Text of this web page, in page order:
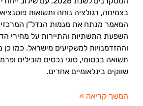
בצמיחה, רגולציה נוחה ותשואות
המאמר מנתח את מגמות הנדל"ן
השפעת התשתיות והתיירות על מחירי
וההזדמנויות למשקיעים מישראל. כמו כן
תשואה בבטומי, סוגי נכסים מובילים
שווקים בינלאומיים אחרים.
המשך קריאה »